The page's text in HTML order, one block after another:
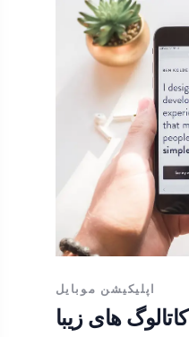
اپلیکیشن موبایل
کاتالوگ های زیبا